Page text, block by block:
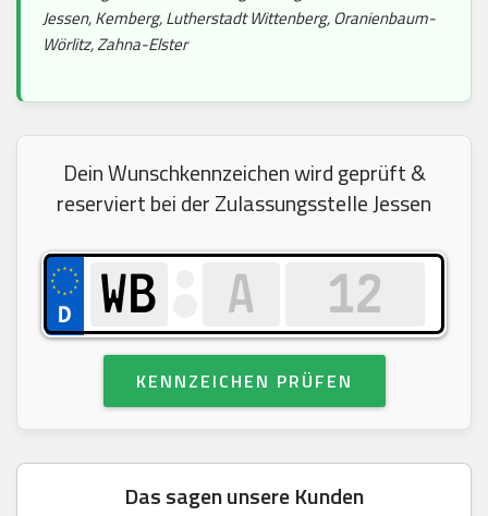
Jessen, Kemberg, Lutherstadt Wittenberg, Oranienbaum-
Wörlitz, Zahna-Elster
Dein Wunschkennzeichen wird geprüft &
reserviert bei der Zulassungsstelle Jessen
KENNZEICHEN PRÜFEN
Das sagen unsere Kunden